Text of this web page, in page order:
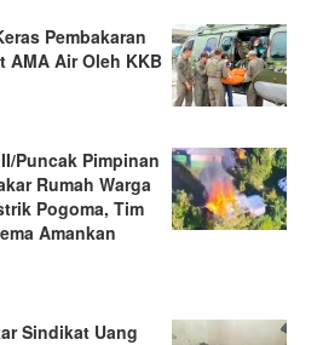
Pembakaran
AMA Air Oleh KKB
Puncak Pimpinan
Rumah Warga
Pogoma, Tim
Amankan
Sindikat Uang